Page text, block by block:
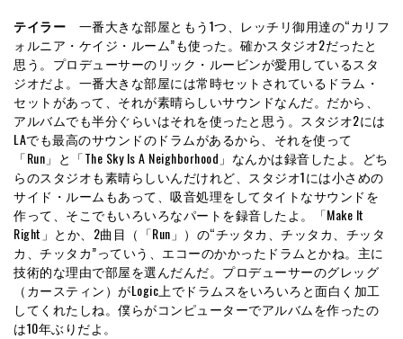
テイラー 一番大きな部屋ともう1つ、レッチリ御用達の“カリフ
ォルニア・ケイジ・ルーム”も使った。確かスタジオ2だったと
思う。プロデューサーのリック・ルービンが愛用しているスタ
ジオだよ。一番大きな部屋には常時セットされているドラム・
セットがあって、それが素晴らしいサウンドなんだ。だから、
アルバムでも半分ぐらいはそれを使ったと思う。スタジオ2には
LAでも最高のサウンドのドラムがあるから、それを使って
「Run」と「The Sky Is A Neighborhood」なんかは録音したよ。どち
らのスタジオも素晴らしいんだけれど、スタジオ1には小さめの
サイド・ルームもあって、吸音処理をしてタイトなサウンドを
作って、そこでもいろいろなパートを録音したよ。「Make It
Right」とか、2曲目（「Run」）の“チッタカ、チッタカ、チッタ
カ、チッタカ”っていう、エコーのかかったドラムとかね。主に
技術的な理由で部屋を選んだんだ。プロデューサーのグレッグ
（カースティン）がLogic上でドラムスをいろいろと面白く加工
してくれたしね。僕らがコンピューターでアルバムを作ったの
は10年ぶりだよ。